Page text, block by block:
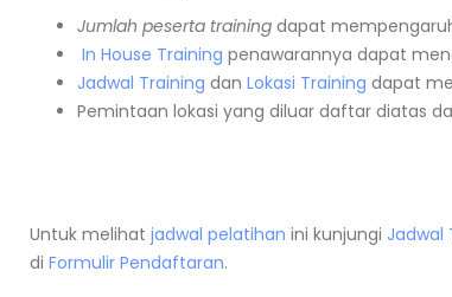
Jumlah peserta training dapat
In House Training penawarannya dapat
Jadwal Training dan Lokasi Training dapat
Pemintaan lokasi yang diluar daftar diatas
Untuk melihat jadwal pelatihan ini kunjungi Jadwal
di Formulir Pendaftaran.